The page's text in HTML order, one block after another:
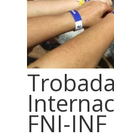
FNI-INF